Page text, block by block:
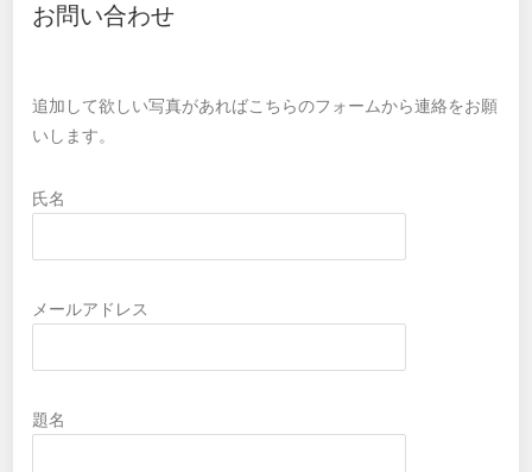
お問い合わせ
追加して欲しい写真があればこちらのフォームから連絡をお願
いします。
氏名
メールアドレス
題名